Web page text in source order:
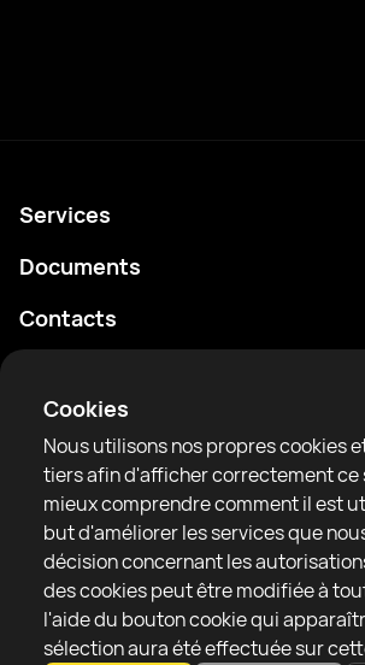
Cookies
Nous utilisons nos propres cookies
tiers afin d'afficher correctement ce
mieux comprendre comment il est
but d'améliorer les services que
décision concernant les
des cookies peut être modifiée à
l'aide du bouton cookie qui
sélection aura été effectuée sur
RTF United service limited
6 Burrows court, Liverpool, United Kingdom
Services
Programme
Classements
Actualités
Articles
Sparring Finder
Documents
Politique de confidentialité
Conditions d'utilisation
Règles de la communauté
Contacts